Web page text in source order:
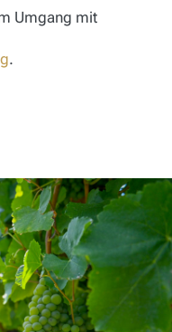
Umgang mit
.